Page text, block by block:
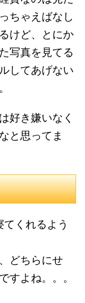
ちゃえばなし
けど、とにか
写真を見てる
してあげない
好き嫌いなく
と思ってま
くれるよう
どちらにせ
すよね。。。